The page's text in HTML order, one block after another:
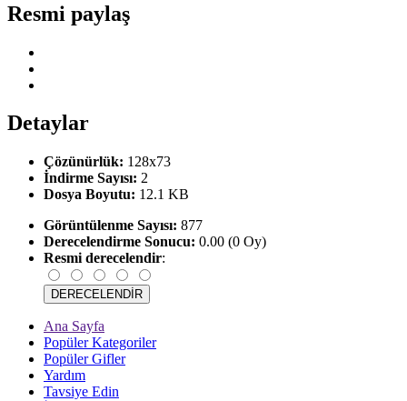
Resmi paylaş
Detaylar
Çözünürlük: 128x73
İndirme Sayısı: 2
Dosya Boyutu: 12.1 KB
Görüntülenme Sayısı: 877
Derecelendirme Sonucu: 0.00 (0 Oy)
Resmi derecelendir:
Ana Sayfa
Popüler Kategoriler
Popüler Gifler
Yardım
Tavsiye Edin